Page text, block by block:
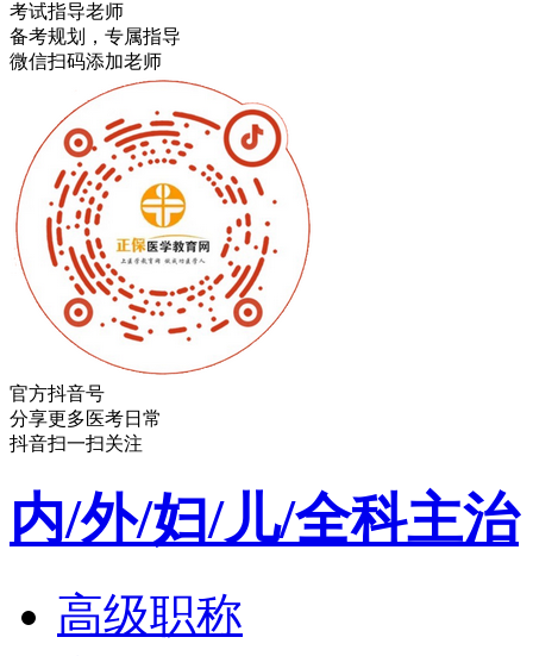
考试指导老师
备考规划，专属指导
微信扫码添加老师
官方抖音号
分享更多医考日常
抖音扫一扫关注
内/外/妇/儿/全科主治
高级职称